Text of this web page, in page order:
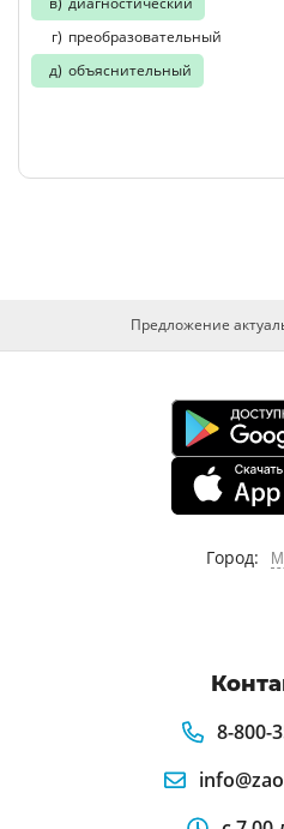
преобразовательный
объяснительный
Предложение
Город:
8-800-